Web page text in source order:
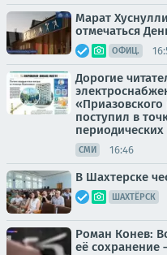
Марат
отмечаться
ОФИЦ.
Дорогие
поступил в
периодических
СМИ 16:46
В Шахтерске
ШАХТЁРСК
Роман Конев:
её сохранение